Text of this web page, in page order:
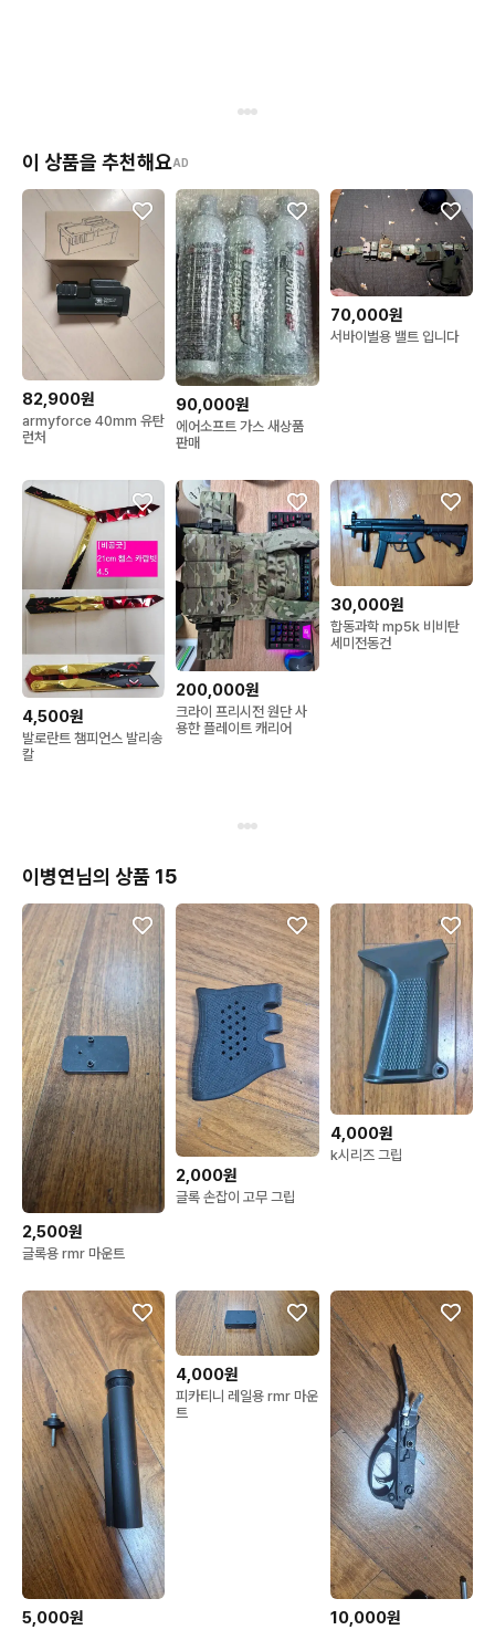
이 상품을 추천해요AD
82,900원
armyforce 40mm 유탄
런처
90,000원
에어소프트 가스 새상품
판매
70,000원
서바이벌용 밸트 입니다
4,500원
발로란트 챔피언스 발리송
칼
200,000원
크라이 프리시전 원단 사
용한 플레이트 캐리어
30,000원
합동과학 mp5k 비비탄
세미전동건
이병연님의 상품 15
2,500원
글록용 rmr 마운트
2,000원
글록 손잡이 고무 그립
4,000원
k시리즈 그립
5,000원
4,000원
피카티니 레일용 rmr 마운
트
10,000원